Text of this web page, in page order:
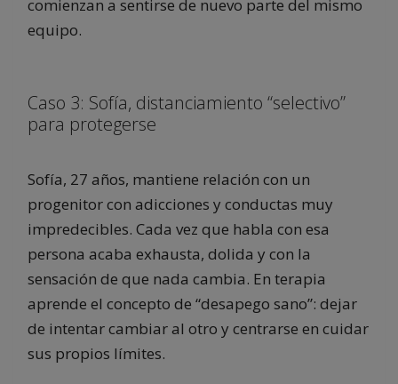
comienzan a sentirse de nuevo parte del mismo
equipo.
Caso 3: Sofía, distanciamiento “selectivo”
para protegerse
Sofía, 27 años, mantiene relación con un
progenitor con adicciones y conductas muy
impredecibles. Cada vez que habla con esa
persona acaba exhausta, dolida y con la
sensación de que nada cambia. En terapia
aprende el concepto de “desapego sano”: dejar
de intentar cambiar al otro y centrarse en cuidar
sus propios límites.